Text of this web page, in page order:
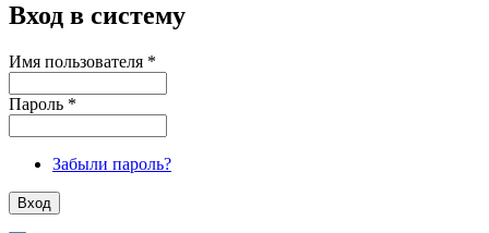
Вход в систему
Имя пользователя *
Пароль *
Забыли пароль?